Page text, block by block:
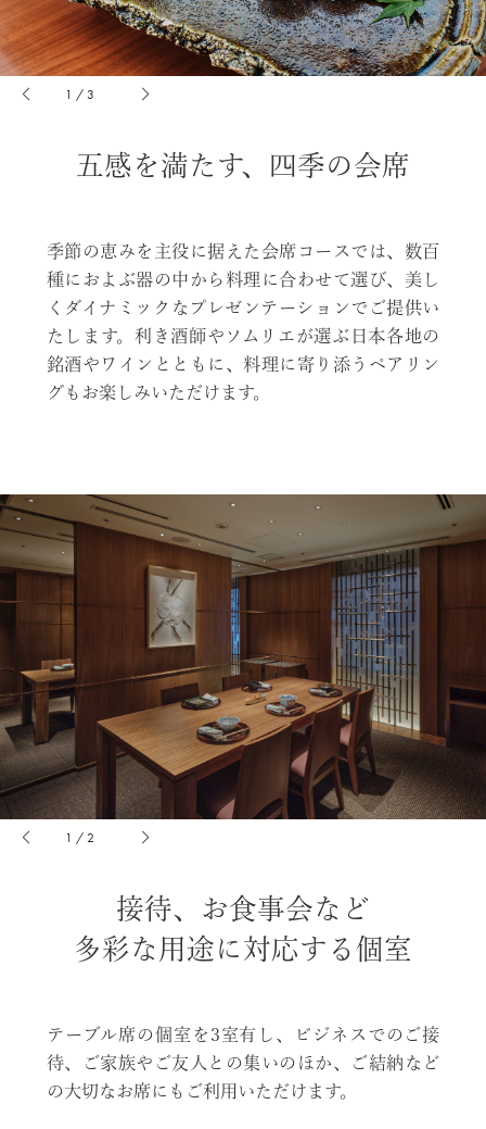
1 / 3
五感を満たす、四季の会席
季節の恵みを主役に据えた会席コースでは、数百
種におよぶ器の中から料理に合わせて選び、美し
くダイナミックなプレゼンテーションでご提供い
たします。利き酒師やソムリエが選ぶ日本各地の
銘酒やワインとともに、料理に寄り添うペアリン
グもお楽しみいただけます。
1 / 2
接待、お食事会など
多彩な用途に対応する個室
テーブル席の個室を3室有し、ビジネスでのご接
待、ご家族やご友人との集いのほか、ご結納など
の大切なお席にもご利用いただけます。